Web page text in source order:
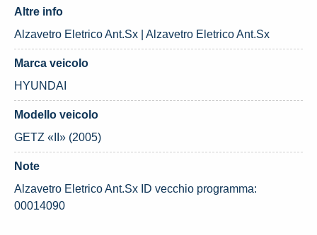
Altre info
Alzavetro Eletrico Ant.Sx | Alzavetro Eletrico Ant.Sx
Marca veicolo
HYUNDAI
Modello veicolo
GETZ «II» (2005)
Note
Alzavetro Eletrico Ant.Sx ID vecchio programma:
00014090